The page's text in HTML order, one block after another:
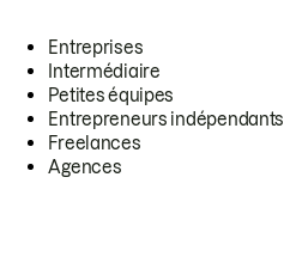
Entreprises
Intermédiaire
Petites équipes
Entrepreneurs indépendants
Freelances
Agences